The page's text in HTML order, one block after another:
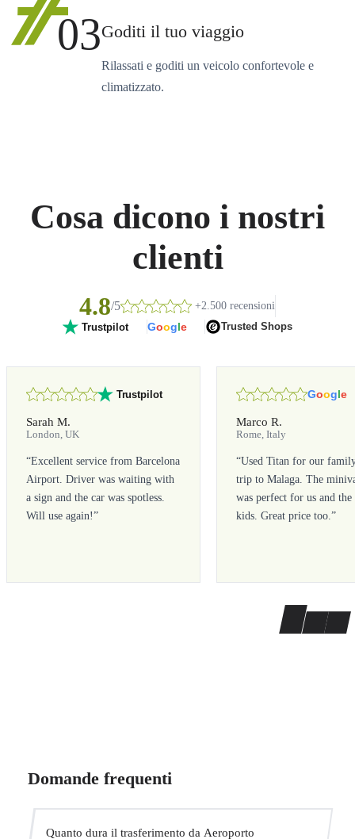
03Goditi il tuo viaggio
Rilassati e goditi un veicolo confortevole e
climatizzato.
Cosa dicono i nostri
clienti
4.8/5 +2.500 recensioni
Trustpilot Google Trusted Shops
Trustpilot
Sarah M.
London, UK
“Excellent service from Barcelona
Airport. Driver was waiting with
a sign and the car was spotless.
Will use again!”
Google
Marco R.
Rome, Italy
“Used Titan for our
trip to Malaga. The
was perfect for us and the
kids. Great price too.”
Domande frequenti
Quanto dura il trasferimento da Aeroporto